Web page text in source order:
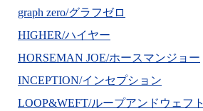
graph zero/グラフゼロ
HIGHER/ハイヤー
HORSEMAN JOE/ホースマンジョー
INCEPTION/インセプション
LOOP&WEFT/ループアンドウェフト